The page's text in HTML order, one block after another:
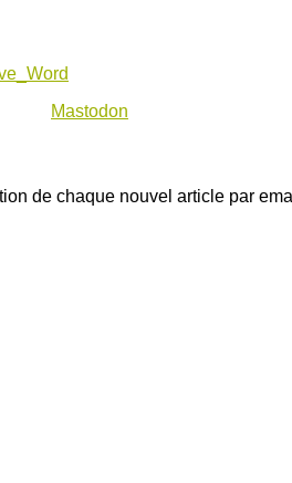
Mastodon
de chaque nouvel article par